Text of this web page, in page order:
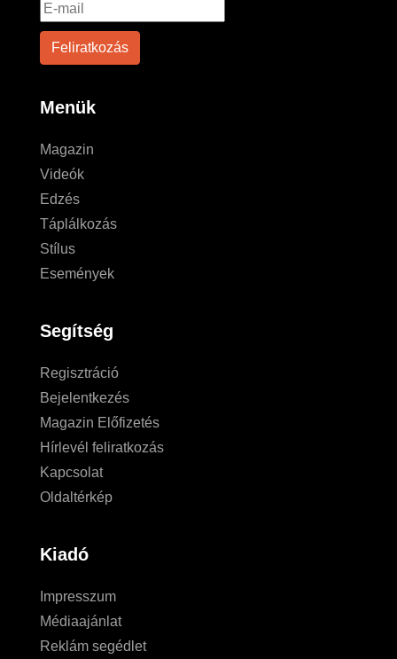
Menük
Magazin
Videók
Edzés
Táplálkozás
Stílus
Események
Segítség
Regisztráció
Bejelentkezés
Magazin Előfizetés
Hírlevél feliratkozás
Kapcsolat
Oldaltérkép
Kiadó
Impresszum
Médiaajánlat
Reklám segédlet